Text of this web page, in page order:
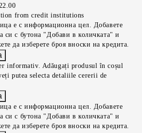
from credit institutions
е с информационна цел. Добавете
си с бутона "Добави в количката" и
да изберете броя вноски на кредита.
informativ. Adăugați produsul în coșul
putea selecta detaliile cererii de
е с информационна цел. Добавете
си с бутона "Добави в количката" и
да изберете броя вноски на кредита.